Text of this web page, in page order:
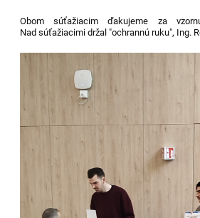
Obom súťažiacim ďakujeme za
Nad súťažiacimi držal "ochrannú ruku", Ing.